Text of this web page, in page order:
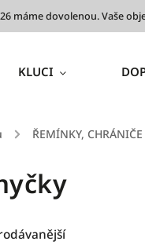
máme dovolenou. Vaše
KLUCI
/ ŘEMÍNKY,